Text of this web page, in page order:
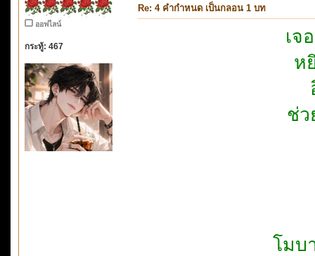
ออฟไลน์
กระทู้: 467
Re: 4 คำกำหนด เป็นกลอน 1 บท
เจ
ห
ช่ว
โมบ